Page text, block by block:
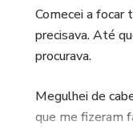
Comecei a focar
precisava. Até
procurava.
Megulhei de
que me fizeram